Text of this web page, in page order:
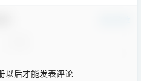
以后才能发表评论